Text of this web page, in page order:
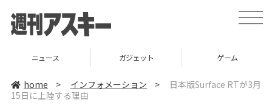
t
o
v
ニュース ガジェット ゲーム
home > インフォメーション >
日本版Surface RTが3月
15日に上陸する理由